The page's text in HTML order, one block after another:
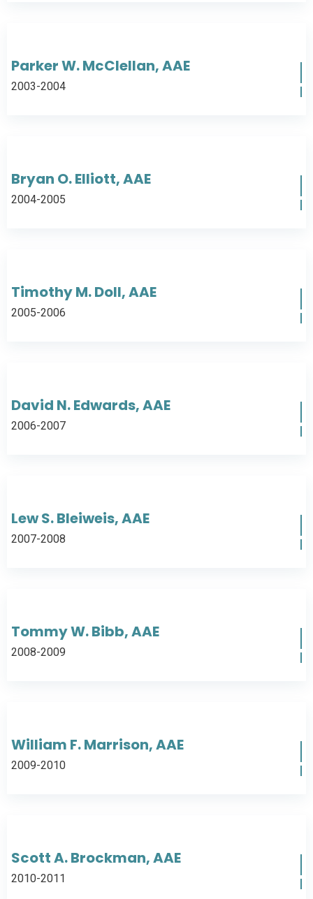
Parker W. McClellan, AAE
2003-2004
Bryan O. Elliott, AAE
2004-2005
Timothy M. Doll, AAE
2005-2006
David N. Edwards, AAE
2006-2007
Lew S. Bleiweis, AAE
2007-2008
Tommy W. Bibb, AAE
2008-2009
William F. Marrison, AAE
2009-2010
Scott A. Brockman, AAE
2010-2011